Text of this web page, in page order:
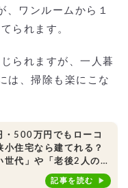
、ワンルームから１
られます。
られますが、一人暮
は、掃除も楽にこな
500万円でもローコ
小住宅なら建てれる？
世代」や「老後2人の生
おすすめ！
記事を読む